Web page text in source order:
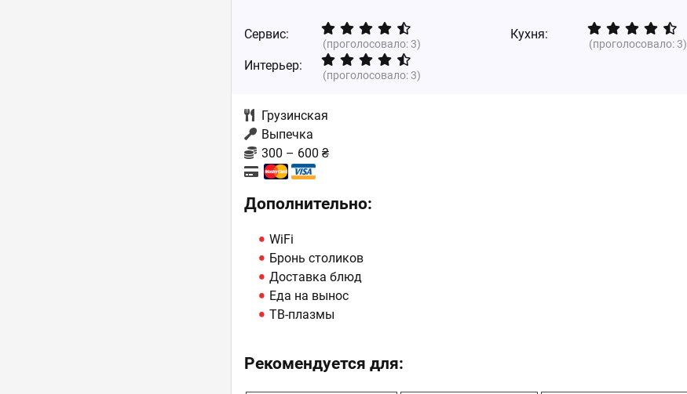
Сервис:
(проголосовало:3)
Кухня:
(проголосовало:3)
Интерьер:
(проголосовало:3)
Грузинская
Выпечка
300 – 600 ₴
Дополнительно:
WiFi
Бронь столиков
Доставка блюд
Еда на вынос
ТВ-плазмы
Рекомендуется для: